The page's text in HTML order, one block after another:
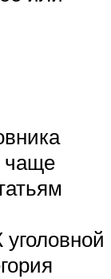
чаще
уголовной